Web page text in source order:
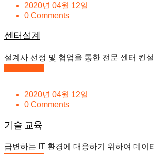
2020년 04월 12일
0 Comments
센터설계
설계사 선정 및 협업을 통한 전문 센터 컨
2020년 04월 12일
0 Comments
기술 교육
급변하는 IT 환경에 대응하기 위하여 데